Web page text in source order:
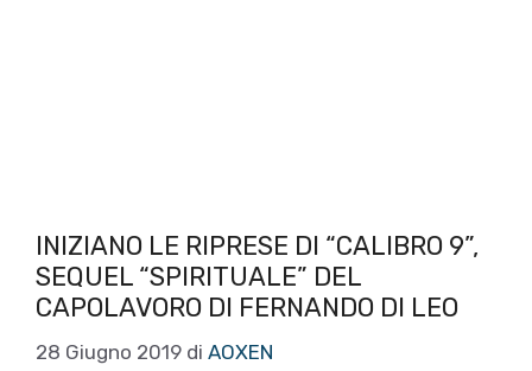
INIZIANO LE RIPRESE DI “CALIBRO 9”,
SEQUEL “SPIRITUALE” DEL
CAPOLAVORO DI FERNANDO DI LEO
28 Giugno 2019 di AOXEN